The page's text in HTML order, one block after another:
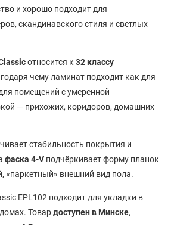
и хорошо подходит для
скандинавского стиля и светлых
относится к 32 классу
чему ламинат подходит как для
помещений с умеренной
— прихожих, коридоров, домашних
стабильность покрытия и
фаска 4-V подчёркивает форму планок
«паркетный» внешний вид пола.
EPL102 подходит для укладки в
Товардоступен в Минске,
всей Беларуси